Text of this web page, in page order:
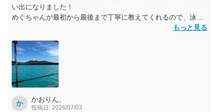
い出になりました！
めぐちゃんが最初から最後まで丁寧に教えてくれるので、泳ぎ
が苦手な方でも安心です。浮き輪につかまれば引っ張って連れ
SUPもありましたが、私たちはシュノーケリングだけを満喫！
たっぷり長い時間泳ぐことができ、その間も魚の名前や特徴な
どをたくさん教えてくれました。堅苦しい説明ではなく、お話
ししながら楽しく案内してくれるので、あっという間の時間で
した。
もっと見る
か かおりん、
投稿日: 2026/07/03